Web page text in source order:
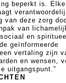
beperkt is. Elke
van deze zorg
van
en
geïnformeerde
vertaling zijn
en wensen,
uitgangspunt.”